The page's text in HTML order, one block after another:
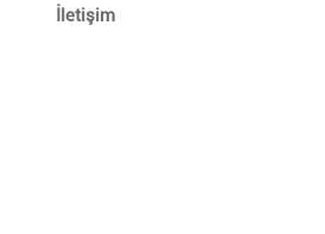
İletişim